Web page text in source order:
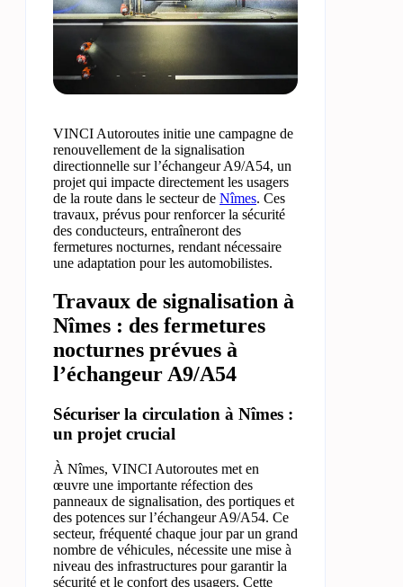
VINCI Autoroutes initie une campagne de
renouvellement de la signalisation
directionnelle sur l’échangeur A9/A54, un
projet qui impacte directement les usagers
de la route dans le secteur de Nîmes. Ces
travaux, prévus pour renforcer la sécurité
des conducteurs, entraîneront des
fermetures nocturnes, rendant nécessaire
une adaptation pour les automobilistes.
Travaux de signalisation à
Nîmes : des fermetures
nocturnes prévues à
l’échangeur A9/A54
Sécuriser la circulation à Nîmes :
un projet crucial
À Nîmes, VINCI Autoroutes met en
œuvre une importante réfection des
panneaux de signalisation, des portiques et
des potences sur l’échangeur A9/A54. Ce
secteur, fréquenté chaque jour par un grand
nombre de véhicules, nécessite une mise à
niveau des infrastructures pour garantir la
sécurité et le confort des usagers. Cette